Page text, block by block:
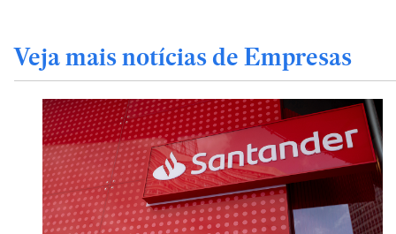
Veja mais notícias de Empresas